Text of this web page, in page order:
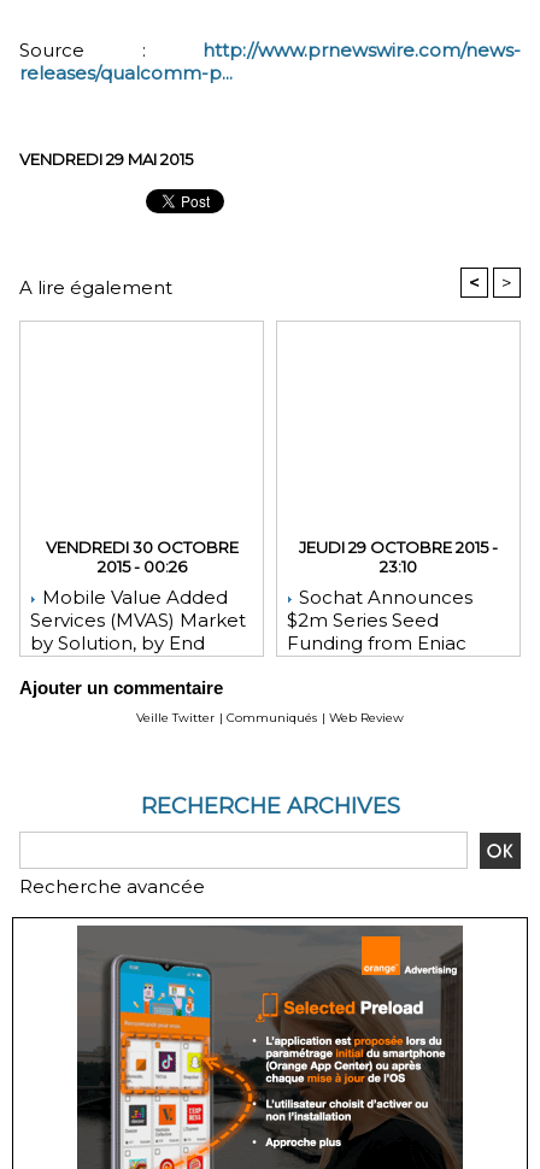
Source : http://www.prnewswire.com/news-
releases/qualcomm-p...
VENDREDI 29 MAI 2015
A lire également < >
VENDREDI 30 OCTOBRE
2015 - 00:26
Mobile Value Added
Services (MVAS) Market
by Solution, by End
Geography - Global
Forecast and Analysis to
JEUDI 29 OCTOBRE 2015 -
23:10
Sochat Announces
$2m Series Seed
Funding from Eniac
Zhang
Ajouter un commentaire
Veille Twitter | Communiqués | Web Review
RECHERCHE ARCHIVES
Recherche avancée